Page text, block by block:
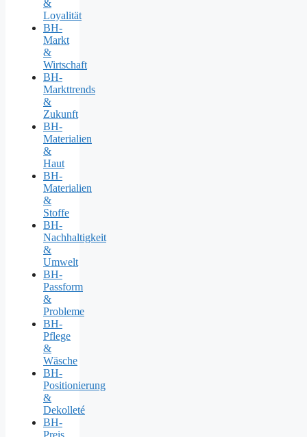
&
Loyalität
BH-
Markt
&
Wirtschaft
BH-
Markttrends
&
Zukunft
BH-
Materialien
&
Haut
BH-
Materialien
&
Stoffe
BH-
Nachhaltigkeit
&
Umwelt
BH-
Passform
&
Probleme
BH-
Pflege
&
Wäsche
BH-
Positionierung
&
Dekolleté
BH-
Preis